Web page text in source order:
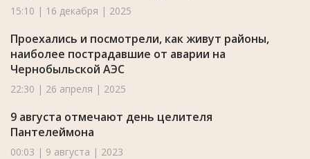
15:10 | 16 декабря | 2025
Проехались и посмотрели, как живут районы,
наиболее пострадавшие от аварии на
Чернобыльской АЭС
22:30 | 26 апреля | 2025
9 августа отмечают день целителя
Пантелеймона
00:03 | 9 августа | 2023